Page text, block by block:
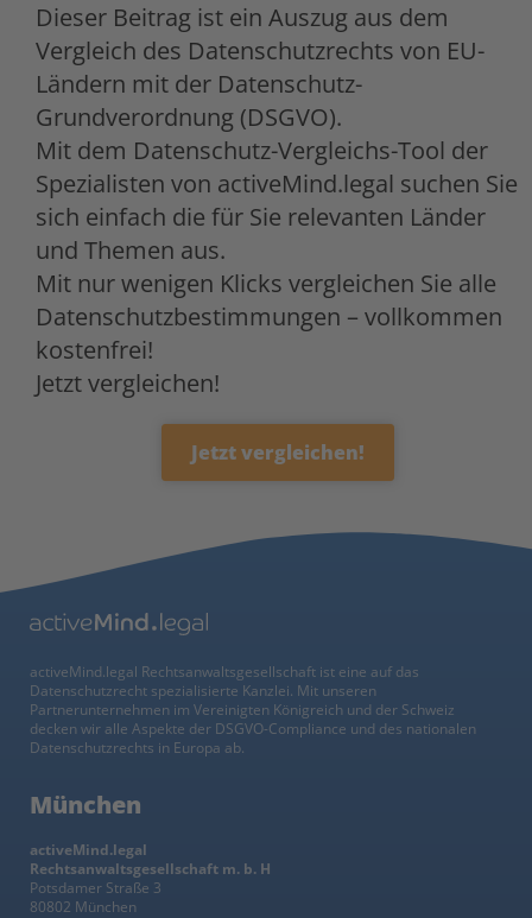
Dieser Beitrag ist ein Auszug aus dem
Vergleich des Datenschutzrechts von EU-
Ländern mit der Datenschutz-
Grundverordnung (DSGVO).
Mit dem Datenschutz-Vergleichs-Tool der
Spezialisten von activeMind.legal suchen Sie
sich einfach die für Sie relevanten Länder
und Themen aus.
Mit nur wenigen Klicks vergleichen Sie alle
Datenschutzbestimmungen – vollkommen
kostenfrei!
Jetzt vergleichen!
Jetzt vergleichen!
activeMind.legal Rechtsanwaltsgesellschaft ist eine auf das
Datenschutzrecht spezialisierte Kanzlei. Mit unseren
Partnerunternehmen im Vereinigten Königreich und der Schweiz
decken wir alle Aspekte der DSGVO-Compliance und des nationalen
Datenschutzrechts in Europa ab.
München
activeMind.legal
Rechtsanwaltsgesellschaft m. b. H
Potsdamer Straße 3
80802 München